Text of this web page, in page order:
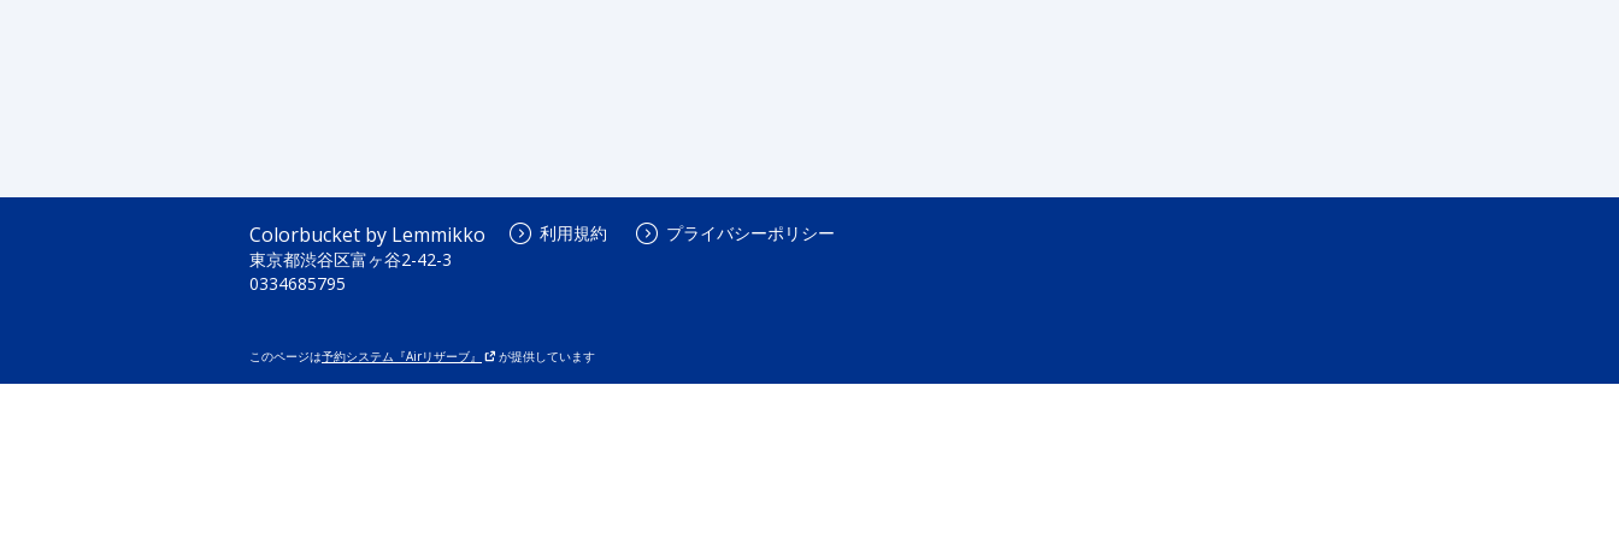
Colorbucket by Lemmikko
東京都渋谷区富ヶ谷2-42-3
0334685795
利用規約 プライバシーポリシー
このページは予約システム『Airリザーブ』 が提供しています